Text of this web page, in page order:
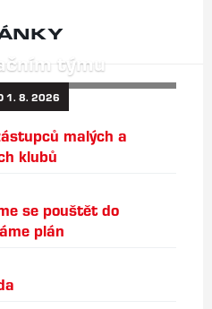
1. 8. 2026
týmu
malých a
klubů
se pouštět do
plán